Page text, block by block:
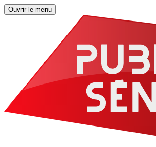
Ouvrir le menu